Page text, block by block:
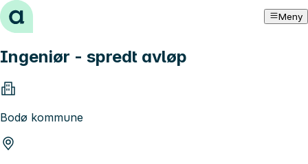
Hopp til innhold Meny
Ingeniør - spredt avløp
Bodø kommune